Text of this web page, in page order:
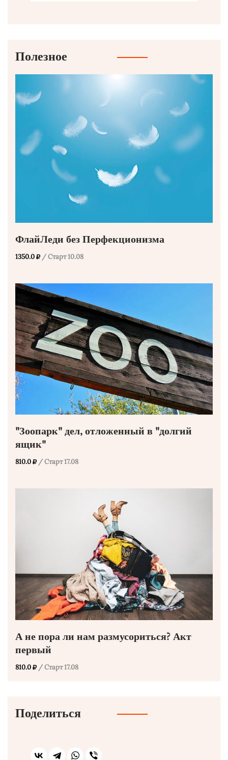
Полезное
ФлайЛеди без Перфекционизма
1350.0 / Старт 10.08
"Зоопарк" дел, отложенный в "долгий
ящик"
810.0 / Старт 17.08
А не пора ли нам размусориться? Акт
первый
810.0 / Старт 17.08
Поделиться